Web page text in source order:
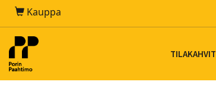
Kauppa
TILAKAHVIT